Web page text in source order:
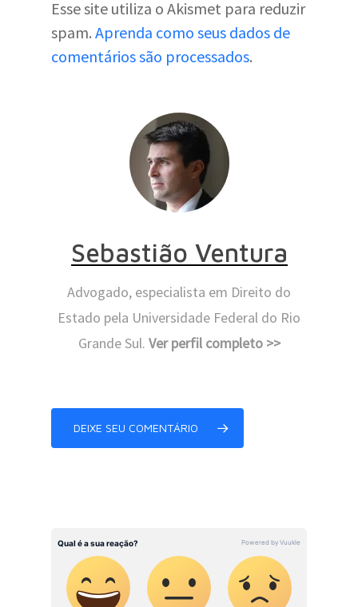
Esse site utiliza o Akismet para reduzir
spam. Aprenda como seus dados de
comentários são processados.
Sebastião Ventura
Advogado, especialista em Direito do
Estado pela Universidade Federal do Rio
Grande Sul. Ver perfil completo >>
DEIXE SEU COMENTÁRIO